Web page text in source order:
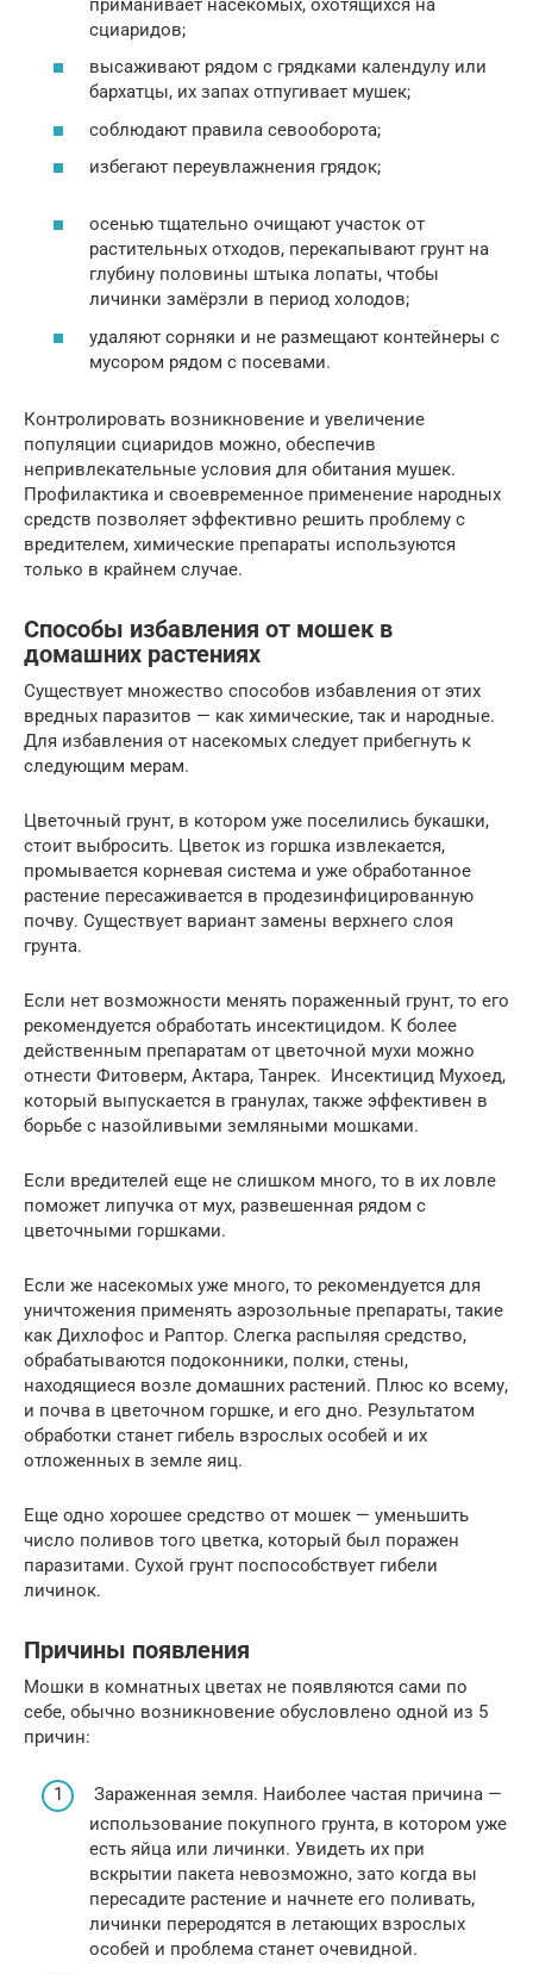
приманивает насекомых, охотящихся на
сциаридов;
высаживают рядом с грядками календулу или
бархатцы, их запах отпугивает мушек;
соблюдают правила севооборота;
избегают переувлажнения грядок;
осенью тщательно очищают участок от
растительных отходов, перекапывают грунт на
глубину половины штыка лопаты, чтобы
личинки замёрзли в период холодов;
удаляют сорняки и не размещают контейнеры с
мусором рядом с посевами.
Контролировать возникновение и увеличение
популяции сциаридов можно, обеспечив
непривлекательные условия для обитания мушек.
Профилактика и своевременное применение народных
средств позволяет эффективно решить проблему с
вредителем, химические препараты используются
только в крайнем случае.
Способы избавления от мошек в
домашних растениях
Существует множество способов избавления от этих
вредных паразитов — как химические, так и народные.
Для избавления от насекомых следует прибегнуть к
следующим мерам.
Цветочный грунт, в котором уже поселились букашки,
стоит выбросить. Цветок из горшка извлекается,
промывается корневая система и уже обработанное
растение пересаживается в продезинфицированную
почву. Существует вариант замены верхнего слоя
грунта.
Если нет возможности менять пораженный грунт, то его
рекомендуется обработать инсектицидом. К более
действенным препаратам от цветочной мухи можно
отнести Фитоверм, Актара, Танрек. Инсектицид Мухоед,
который выпускается в гранулах, также эффективен в
борьбе с назойливыми земляными мошками.
Если вредителей еще не слишком много, то в их ловле
поможет липучка от мух, развешенная рядом с
цветочными горшками.
Если же насекомых уже много, то рекомендуется для
уничтожения применять аэрозольные препараты, такие
как Дихлофос и Раптор. Слегка распыляя средство,
обрабатываются подоконники, полки, стены,
находящиеся возле домашних растений. Плюс ко всему,
и почва в цветочном горшке, и его дно. Результатом
обработки станет гибель взрослых особей и их
отложенных в земле яиц.
Еще одно хорошее средство от мошек — уменьшить
число поливов того цветка, который был поражен
паразитами. Сухой грунт поспособствует гибели
личинок.
Причины появления
Мошки в комнатных цветах не появляются сами по
себе, обычно возникновение обусловлено одной из 5
причин:
Зараженная земля. Наиболее частая причина —
использование покупного грунта, в котором уже
есть яйца или личинки. Увидеть их при
вскрытии пакета невозможно, зато когда вы
пересадите растение и начнете его поливать,
личинки переродятся в летающих взрослых
особей и проблема станет очевидной.